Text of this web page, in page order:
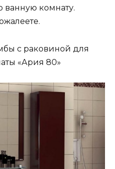
ванную комнату.
с раковиной для
«Ария 80»